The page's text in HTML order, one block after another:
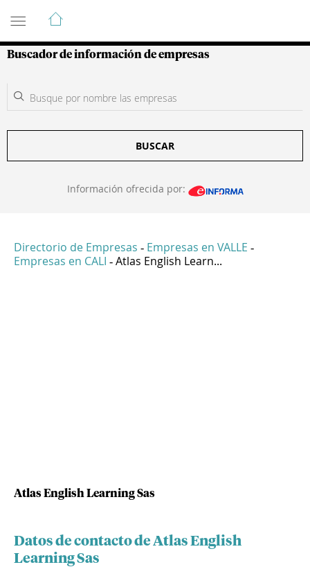
Guía de Empresas Colombianas
Buscador de información de empresas
BUSCAR
Información ofrecida por:
Directorio de Empresas - Empresas en VALLE -
Empresas en CALI - Atlas English Learn...
Atlas English Learning Sas
Datos de contacto de Atlas English
Learning Sas